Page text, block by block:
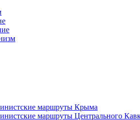
маршруты Крыма
маршруты Центрального